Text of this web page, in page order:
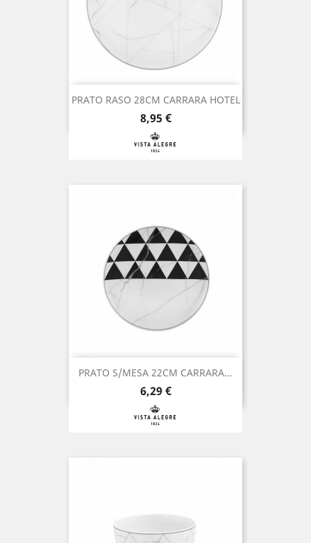
PRATO RASO 28CM CARRARA HOTEL
Preço
8,95 €
PRATO S/MESA 22CM CARRARA...
Preço
6,29 €